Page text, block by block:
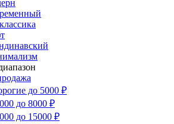
до 5000 ₽
до 8000 ₽
до 15000 ₽